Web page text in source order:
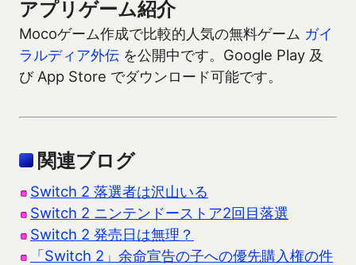
アプリゲーム紹介
Mocoゲーム作成で比較的人気の無料ゲーム ガイ
ラルディア外伝 を公開中です。Google Play 及
び App Store でダウンロード可能です。
関連ブログ
Switch 2 落選者は沢山いる
Switch 2 ニンテンドーストア2回目落選
Switch 2 発売日は無理？
「Switch 2」余命宣告の子への優先購入権の件